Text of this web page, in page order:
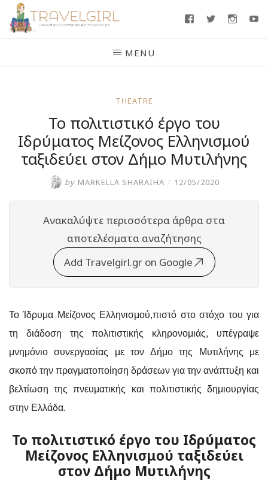
Skip
FacebookTwitter
MENU
THEATRE
Το πολιτιστικό έργο του
Ιδρύματος Μείζονος Ελληνισμού
ταξιδεύει στον Δήμο Μυτιλήνης
by MARKELLA SHARAIHA / 12/05/2020
Ανακαλύψτε περισσότερα άρθρα στα
αποτελέσματα αναζήτησης
Add Travelgirl.gr on Google
Το Ίδρυμα Μείζονος Ελληνισμού,πιστό στο στόχο του για
τη διάδοση της πολιτιστικής κληρονομιάς, υπέγραψε
μνημόνιο συνεργασίας με τον Δήμο της Μυτιλήνης με
σκοπό την πραγματοποίηση δράσεων για την ανάπτυξη και
βελτίωση της πνευματικής και πολιτιστικής δημιουργίας
στην Ελλάδα.
Το πολιτιστικό έργο του Ιδρύματος
Μείζονος Ελληνισμού ταξιδεύει
στον Δήμο Μυτιλήνης